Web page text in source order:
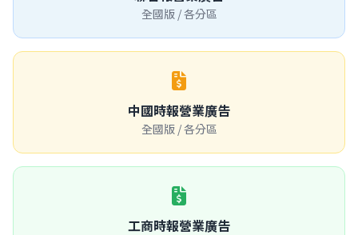
全國版 / 各分區
中國時報營業廣告
全國版 / 各分區
工商時報營業廣告